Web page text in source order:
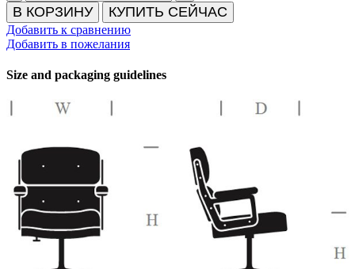
В КОРЗИНУ КУПИТЬ СЕЙЧАС
Добавить к сравнению
Добавить в пожелания
Size and packaging guidelines